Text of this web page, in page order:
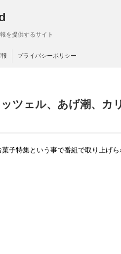
を提供するサイト
プライバシーポリシー
ツェル、あげ潮、カ
子特集という事で番組で取り上げ